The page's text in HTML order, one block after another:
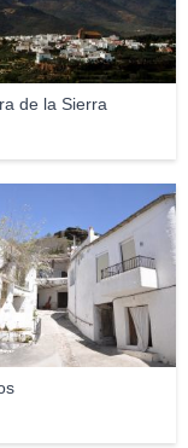
de la Sierra